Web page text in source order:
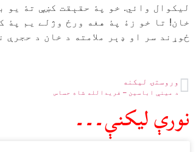
ليکوال وائي. خو پۀ حقېقت کښې تۀ يو
خان! تا خو زۀ پۀ هغه ورځ وژلے يم پۀ
ځوړند سر او ډېر ملامته د خان د حجرې
وروستۍ ليکنه
د مینې اباسین – فریدالله شاه حساس
نورې ليکنې۔۔۔